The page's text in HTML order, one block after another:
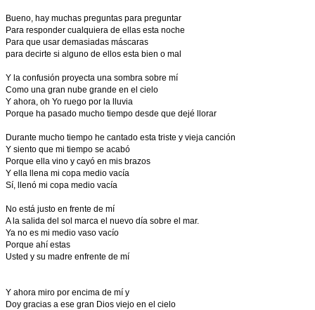
Bueno, hay muchas preguntas para preguntar
Para responder cualquiera de ellas esta noche
Para que usar demasiadas máscaras
para decirte si alguno de ellos esta bien o mal
Y la confusión proyecta una sombra sobre mí
Como una gran nube grande en el cielo
Y ahora, oh Yo ruego por la lluvia
Porque ha pasado mucho tiempo desde que dejé llorar
Durante mucho tiempo he cantado esta triste y vieja canción
Y siento que mi tiempo se acabó
Porque ella vino y cayó en mis brazos
Y ella llena mi copa medio vacía
Sí, llenó mi copa medio vacía
No está justo en frente de mí
A la salida del sol marca el nuevo día sobre el mar.
Ya no es mi medio vaso vacío
Porque ahí estas
Usted y su madre enfrente de mí
Y ahora miro por encima de mí y
Doy gracias a ese gran Dios viejo en el cielo